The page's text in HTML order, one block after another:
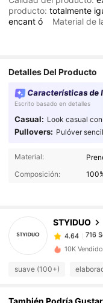
producto:totalmente
encantó Material de
Detalles Del Producto
Características
Escrito basado en detalles
Casual: Look casual
Pullovers: Pulóver
Material:
Composición:
STYIDUO
716
716
716
716
S***a
4.64
716
4.64 716
10K
suave (100+)
También Podría